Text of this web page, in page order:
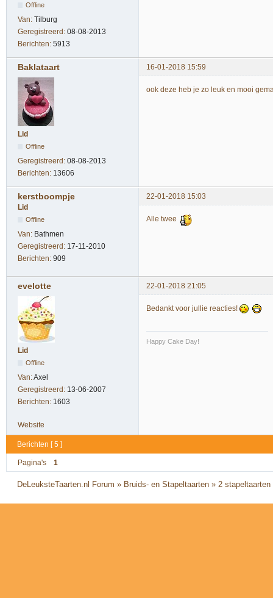
Offline
Van: Tilburg
Geregistreerd: 08-08-2013
Berichten: 5913
Baklataart 16-01-2018 15:59
Lid
Offline
Geregistreerd: 08-08-2013
Berichten: 13606
ook deze heb je zo leuk en mooi
kerstboompje
22-01-2018 15:03
Lid
Offline
Van: Bathmen
Geregistreerd: 17-11-2010
Berichten: 909
Alle twee
evelotte 22-01-2018 21:05
Lid
Offline
Van:Axel
Geregistreerd: 13-06-2007
Berichten: 1603
Bedankt voor jullie reacties!
Happy Cake Day!
Website
Berichten [ 5 ]
Pagina's 1
DeLeuksteTaarten.nl Forum » Bruids- en Stapeltaarten » 2